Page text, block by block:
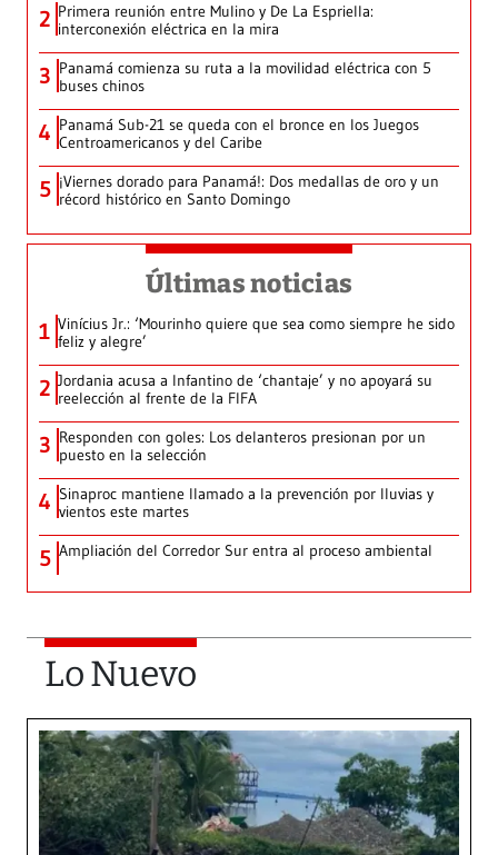
2 Primera reunión entre Mulino y De La Espriella:
interconexión eléctrica en la mira
3 Panamá comienza su ruta a la movilidad eléctrica con 5
buses chinos
4 Panamá Sub-21 se queda con el bronce en los Juegos
Centroamericanos y del Caribe
5 ¡Viernes dorado para Panamá!: Dos medallas de oro y un
récord histórico en Santo Domingo
Últimas noticias
1 Vinícius Jr.: ‘Mourinho quiere que sea como siempre he sido
feliz y alegre’
2 Jordania acusa a Infantino de ‘chantaje’ y no apoyará su
reelección al frente de la FIFA
3 Responden con goles: Los delanteros presionan por un
puesto en la selección
4 Sinaproc mantiene llamado a la prevención por lluvias y
vientos este martes
5 Ampliación del Corredor Sur entra al proceso ambiental
Lo Nuevo